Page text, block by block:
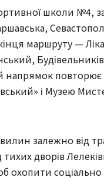
школи №4,
маршруту —
і Музею
залежно від
дворів
соціально